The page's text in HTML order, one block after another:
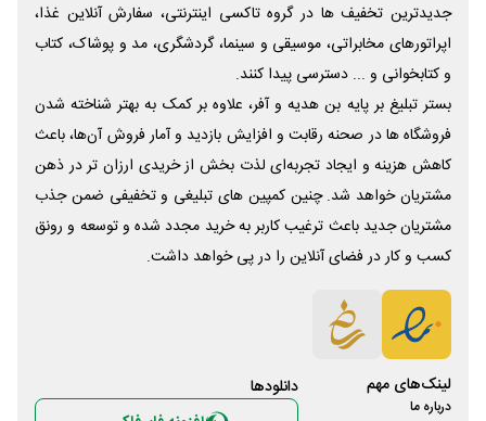
جدیدترین تخفیف ها در گروه تاکسی اینترنتی، سفارش آنلاین غذا،
اپراتورهای مخابراتی، موسیقی و سینما، گردشگری، مد و پوشاک، کتاب
و کتابخوانی و ... دسترسی پیدا کنند.
بستر تبلیغ بر پایه بن هدیه و آفر، علاوه بر کمک به بهتر شناخته شدن
فروشگاه ها در صحنه رقابت و افزایش بازدید و آمار فروش آن‌ها، باعث
کاهش هزینه و ایجاد تجربه‌ای لذت بخش از خریدی ارزان تر در ذهن
مشتریان خواهد شد. چنین کمپین های تبلیغی و تخفیفی ضمن جذب
مشتریان جدید باعث ترغیب کاربر به خرید مجدد شده و توسعه و رونق
کسب و کار در فضای آنلاین را در پی خواهد داشت.
لینک‌های مهم
درباره ما
دانلود‌ها